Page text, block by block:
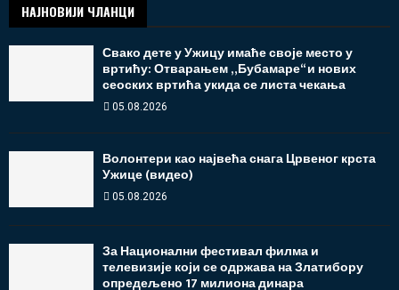
НАЈНОВИЈИ ЧЛАНЦИ
Свако дете у Ужицу имаће своје место у
вртићу: Отварањем „Бубамаре“ и нових
сеоских вртића укида се листа чекања
05.08.2026
Волонтери као највећа снага Црвеног крста
Ужице (видео)
05.08.2026
За Национални фестивал филма и
телевизије који се одржава на Златибору
опредељено 17 милиона динара